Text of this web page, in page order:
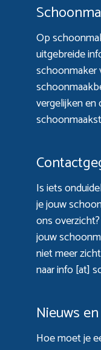
Op
uitgebreide
schoonmaker
vergelijken
Is iets
je jouw
ons
jouw
niet meer
naar info [at]
Nieuws
Hoe moet je